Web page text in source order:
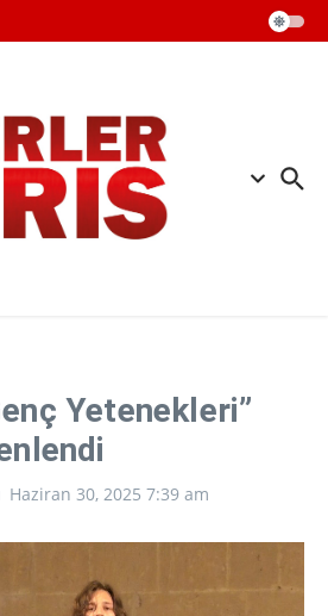
Şeriada Filistin topraklarını
Erkman’ı Son Yolculuğuna
Yetenekleri”
Haziran 30, 2025 7:39 am